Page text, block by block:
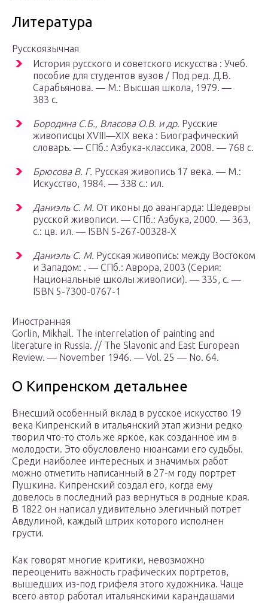
Литература
Русскоязычная
История русского и советского искусства : Учеб.
пособие для студентов вузов / Под ред. Д.В.
Сарабьянова. — М.: Высшая школа, 1979. —
383 с.
Бородина С.Б., Власова О.В. и др. Русские
живописцы XVIII—XIX века : Биографический
словарь. — СПб.: Азбука-классика, 2008. — 768 с.
Брюсова В. Г. Русская живопись 17 века. — М.:
Искусство, 1984. — 338 с.: ил.
Даниэль С. М. От иконы до авангарда: Шедевры
русской живописи. — СПб.: Азбука, 2000. — 363,
с.: цв. ил. — ISBN 5-267-00328-X
Даниэль С. М. Русская живопись: между Востоком
и Западом: . — СПб.: Аврора, 2003 (Серия:
Национальные школы живописи). — 335, с. —
ISBN 5-7300-0767-1
Иностранная
Gorlin, Mikhail. The interrelation of painting and
literature in Russia. // The Slavonic and East European
Review. — November 1946. — Vol. 25 — No. 64.
О Кипренском детальнее
Внесший особенный вклад в русское искусство 19
века Кипренский в итальянский этап жизни редко
творил что-то столь же яркое, как созданное им в
молодости. Это обусловлено нюансами его судьбы.
Среди наиболее интересных и значимых работ
можно отметить написанный в 27-м году портрет
Пушкина. Кипренский создал его, когда ему
довелось в последний раз вернуться в родные края.
В 1822 он написал удивительно элегичный потрет
Авдулиной, каждый штрих которого исполнен
грусти.
Как говорят многие критики, невозможно
переоценить важность графических портретов,
вышедших из-под грифеля этого художника. Чаще
всего автор работал итальянскими карандашами